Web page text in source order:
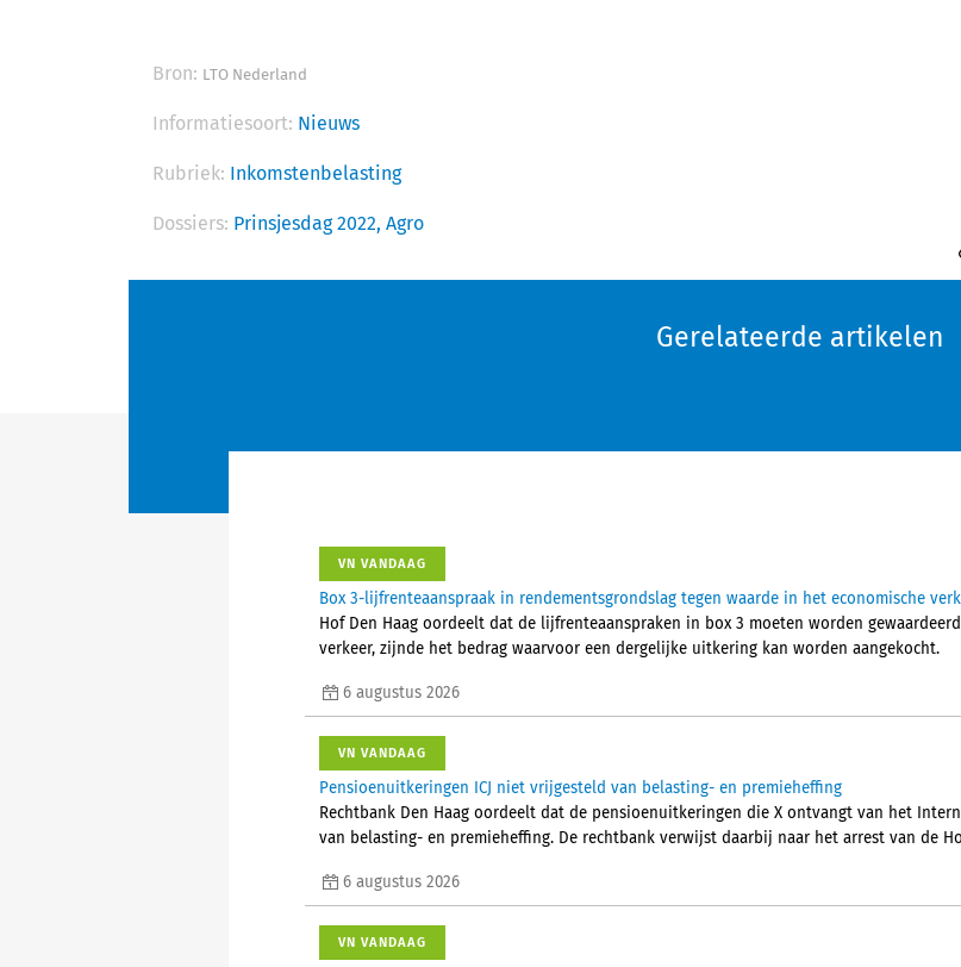
Bron: LTO Nederland
Informatiesoort: Nieuws
Rubriek: Inkomstenbelasting
Dossiers: Prinsjesdag 2022, Agro
Gerelateerde artikelen
VN VANDAAG
Box 3-lijfrenteaanspraak in rendementsgrondslag tegen waarde in het economische
Hof Den Haag oordeelt dat de lijfrenteaanspraken in box 3 moeten worden
verkeer, zijnde het bedrag waarvoor een dergelijke uitkering kan worden aangekocht.
6 augustus 2026
VN VANDAAG
Pensioenuitkeringen ICJ niet vrijgesteld van belasting- en premieheffing
Rechtbank Den Haag oordeelt dat de pensioenuitkeringen die X ontvangt van het
van belasting- en premieheffing. De rechtbank verwijst daarbij naar het arrest van de
6 augustus 2026
VN VANDAAG